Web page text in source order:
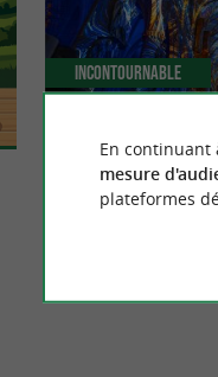
Luminiscence
unique au cœur de la
Incontournable
En continuant
mesure
plateformes